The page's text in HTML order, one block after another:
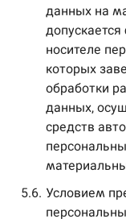
данных на
носителе
которых
обработки
данных,
средств
5.6. Условием